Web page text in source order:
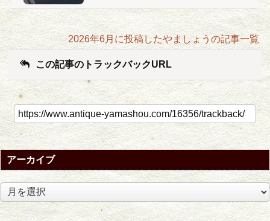
2026年6月に投稿したやましょうの記事一覧
この記事のトラックバックURL
アーカイブ
ア
ー
カ